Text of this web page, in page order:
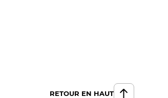
RETOUR EN HAUT